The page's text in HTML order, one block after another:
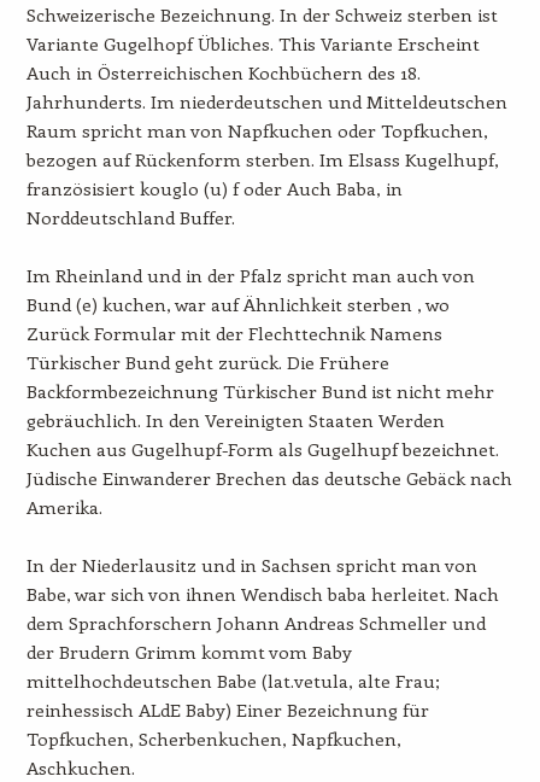
Schweizerische Bezeichnung. In der Schweiz sterben ist
Variante Gugelhopf Übliches. This Variante Erscheint
Auch in Österreichischen Kochbüchern des 18.
Jahrhunderts. Im niederdeutschen und Mitteldeutschen
Raum spricht man von Napfkuchen oder Topfkuchen,
bezogen auf Rückenform sterben. Im Elsass Kugelhupf,
französisiert kouglo (u) f oder Auch Baba, in
Norddeutschland Buffer.
Im Rheinland und in der Pfalz spricht man auch von
Bund (e) kuchen, war auf Ähnlichkeit sterben , wo
Zurück Formular mit der Flechttechnik Namens
Türkischer Bund geht zurück. Die Frühere
Backformbezeichnung Türkischer Bund ist nicht mehr
gebräuchlich. In den Vereinigten Staaten Werden
Kuchen aus Gugelhupf-Form als Gugelhupf bezeichnet.
Jüdische Einwanderer Brechen das deutsche Gebäck nach
Amerika.
In der Niederlausitz und in Sachsen spricht man von
Babe, war sich von ihnen Wendisch baba herleitet. Nach
dem Sprachforschern Johann Andreas Schmeller und
der Brudern Grimm kommt vom Baby
mittelhochdeutschen Babe (lat.vetula, alte Frau;
reinhessisch ALdE Baby) Einer Bezeichnung für
Topfkuchen, Scherbenkuchen, Napfkuchen,
Aschkuchen.